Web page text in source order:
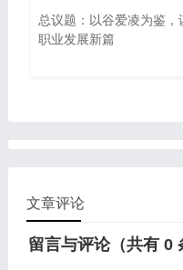
总议题：以谷爱凌为鉴，
职业发展新篇
文章评论
留言与评论（共有 0